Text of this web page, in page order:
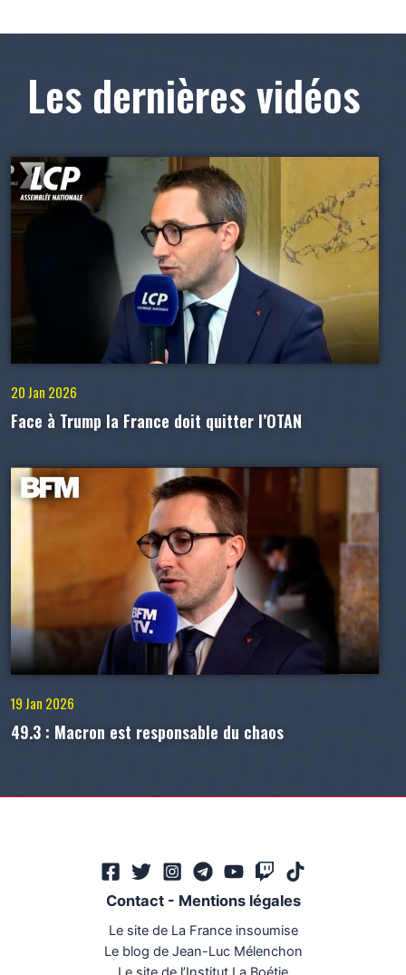
Les dernières vidéos
20 Jan 2026
Face à Trump la France doit quitter l’OTAN
19 Jan 2026
49.3 : Macron est responsable du chaos
Contact- Mentions légales
Le site de La France insoumise
Le blog de Jean-Luc Mélenchon